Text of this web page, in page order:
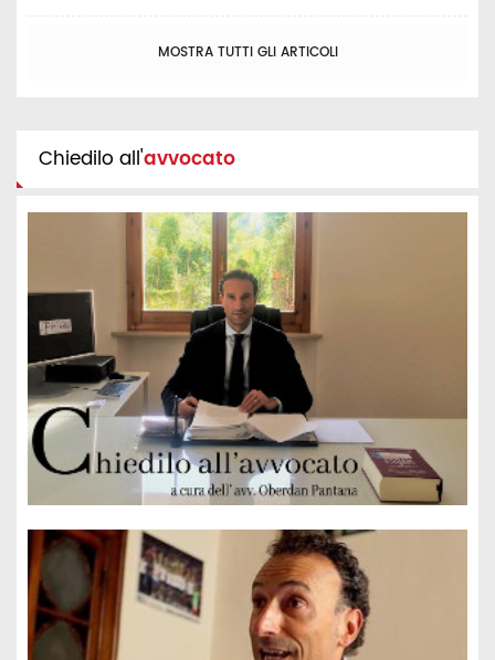
MOSTRA TUTTI GLI ARTICOLI
Chiedilo all'avvocato